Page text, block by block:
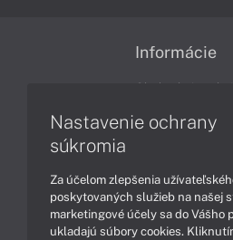
Informácie
Obchodné
Reklamačné
Vrátenie tovaru
Vyhlásenie o
Cookies
Nastavenie ochrany
súkromia
Za účelom zlepšenia
poskytovaných služieb na našej
marketingové účely sa do Vášho
ukladajú súbory cookies.